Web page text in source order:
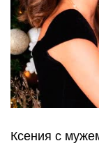
Ксения с